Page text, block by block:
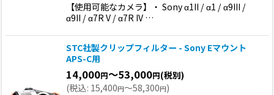
【使用可能なカメラ】・ Sony α1II / α1 / α9III /
α9II / α7R V / α7R IV …
STC社製クリップフィルター - Sony Eマウント
APS-C用
14,000円～53,000円(税別)
(税込: 15,400円～58,300円)